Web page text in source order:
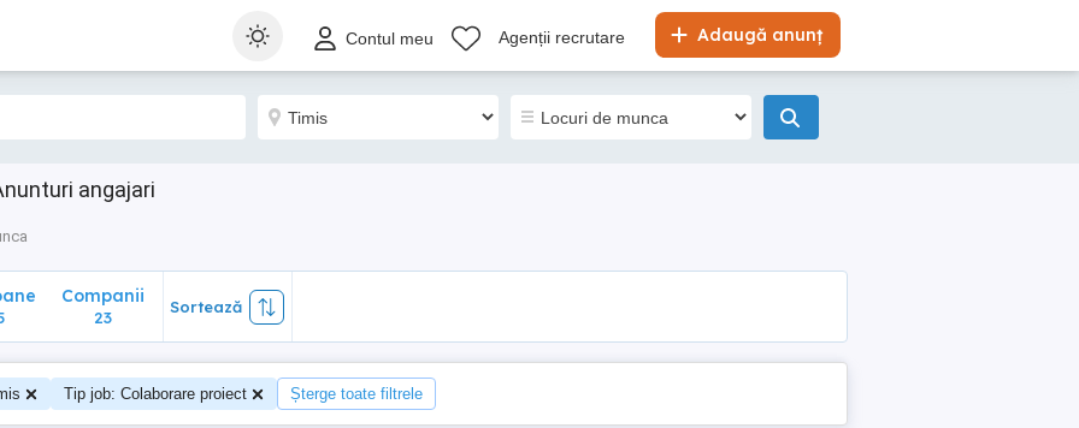
Adaugă anunț
Contul meu Agenții recrutare
angajari
Companii
23
Sortează
Tip job: Colaborare proiect Șterge toate filtrele